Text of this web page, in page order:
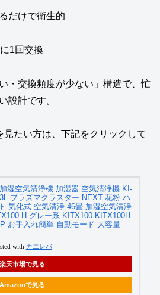
だけで衛生的
1回交換
・交換頻度が少ない」構造で、忙
設計です。
見たい方は、下記をクリックして
湿空気清浄機 加湿器 空気清浄機 KI-
プラズマクラスター NEXT 花粉 ハ
気化式 空気清浄 46畳 加湿空気清浄
H グレー系 KITX100 KITX100H
お手入れ簡単 自動モード 大容量
with カエレバ
楽天市場で見る
Amazonで見る